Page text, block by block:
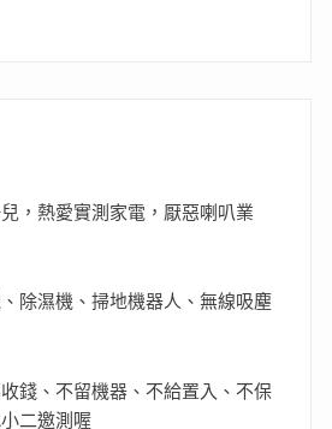
，熱愛實測家電，厭惡喇叭業
除濕機、掃地機器人、無線吸塵
錢、不留機器、不給置入、不保
二邀測喔